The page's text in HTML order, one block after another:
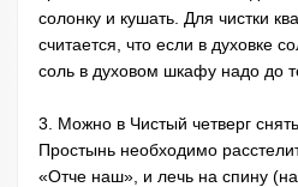
солонку и кушать. Для чистки
считается, что если в духовке
соль в духовом шкафу надо до
3. Можно в Чистый четверг
Простынь необходимо
«Отче наш», и лечь на спину